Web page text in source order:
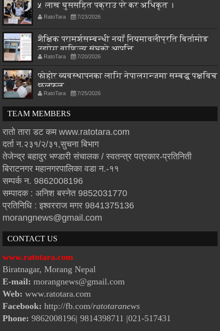
५ लाख घुससहित पक्राउ परे कर अधिकृत ।
RatoTara 7/23/2026
शैक्षिक परामर्शसम्बन्धी नयाँ नियमावलीप्रति बिर्तामोड
उद्योग वाणिज्य संघको आपत्ति
RatoTara 7/20/2026
फोहोर व्यवस्थापनका लागि नेपालगन्जमा सम्बद्ध पक्षविच
छलफल
RatoTara 7/25/2026
TEAM MEMBERS
रातो तारा डट कम www.ratotara.com
दर्ता न.२३१/२/३१,सुचना बिभाग
तेजेन्द्र बहादुर भण्डारी संचालक / स्वतन्त्र पत्रकार-प्रतिनिती
बिराटनगर महानगरपालिका वडा न.-११
सम्पर्क न. 9862008196
सम्पादक : अनिश बस्नेत 9852031770
प्रतिनिधि : इश्वरराज मगर 9841375136
morangnews@gmail.com
CONTACT US
www.ratotara.com
Biratnagar, Morang Nepal
E-mail: morangnews@gmail.com
Web: www.ratotara.com
Facebook: http://fb.com/ratotaranews
Phone: 9862008196| 9814398711 |021-517431